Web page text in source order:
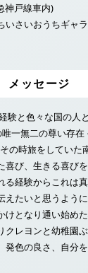
神戸線車内)
さいおうちギャ
メッセージ
験と色々な国の人
一無二の尊い存在
の時旅をしていた
喜び、生きる喜び
経験からこれは真
たいと思うように
けとなり通い始め
レヨンと幼稚園ぶ
発色の良さ、自分